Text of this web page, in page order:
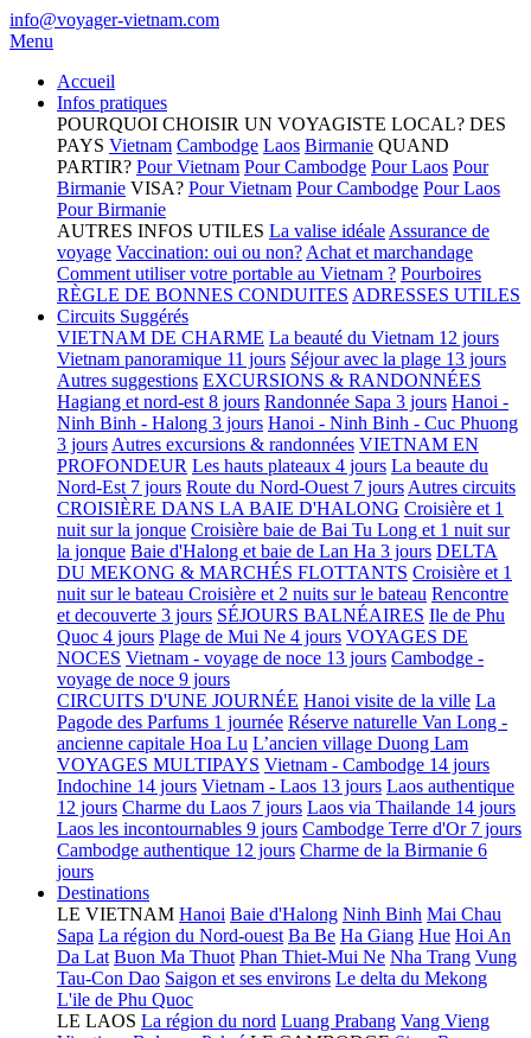
info@voyager-vietnam.com
Menu
Accueil
Infos pratiques
POURQUOI CHOISIR UN VOYAGISTE LOCAL? DES
PAYS Vietnam Cambodge Laos Birmanie QUAND
PARTIR? Pour Vietnam Pour Cambodge Pour Laos Pour
Birmanie VISA? Pour Vietnam Pour Cambodge Pour Laos
Pour Birmanie
AUTRES INFOS UTILES La valise idéale Assurance de
voyage Vaccination: oui ou non? Achat et marchandage
Comment utiliser votre portable au Vietnam ? Pourboires
RÈGLE DE BONNES CONDUITES ADRESSES UTILES
Circuits Suggérés
VIETNAM DE CHARME La beauté du Vietnam 12 jours
Vietnam panoramique 11 jours Séjour avec la plage 13 jours
Autres suggestions EXCURSIONS & RANDONNÉES
Hagiang et nord-est 8 jours Randonnée Sapa 3 jours Hanoi -
Ninh Binh - Halong 3 jours Hanoi - Ninh Binh - Cuc Phuong
3 jours Autres excursions & randonnées VIETNAM EN
PROFONDEUR Les hauts plateaux 4 jours La beaute du
Nord-Est 7 jours Route du Nord-Ouest 7 jours Autres circuits
CROISIÈRE DANS LA BAIE D'HALONG Croisière et 1
nuit sur la jonque Croisière baie de Bai Tu Long et 1 nuit sur
la jonque Baie d'Halong et baie de Lan Ha 3 jours DELTA
DU MEKONG & MARCHÉS FLOTTANTS Croisière et 1
nuit sur le bateau Croisière et 2 nuits sur le bateau Rencontre
et decouverte 3 jours SÉJOURS BALNÉAIRES Ile de Phu
Quoc 4 jours Plage de Mui Ne 4 jours VOYAGES DE
NOCES Vietnam - voyage de noce 13 jours Cambodge -
voyage de noce 9 jours
CIRCUITS D'UNE JOURNÉE Hanoi visite de la ville La
Pagode des Parfums 1 journée Réserve naturelle Van Long -
ancienne capitale Hoa Lu L’ancien village Duong Lam
VOYAGES MULTIPAYS Vietnam - Cambodge 14 jours
Indochine 14 jours Vietnam - Laos 13 jours Laos authentique
12 jours Charme du Laos 7 jours Laos via Thailande 14 jours
Laos les incontournables 9 jours Cambodge Terre d'Or 7 jours
Cambodge authentique 12 jours Charme de la Birmanie 6
jours
Destinations
LE VIETNAM Hanoi Baie d'Halong Ninh Binh Mai Chau
Sapa La région du Nord-ouest Ba Be Ha Giang Hue Hoi An
Da Lat Buon Ma Thuot Phan Thiet-Mui Ne Nha Trang Vung
Tau-Con Dao Saigon et ses environs Le delta du Mekong
L'ile de Phu Quoc
LE LAOS La région du nord Luang Prabang Vang Vieng